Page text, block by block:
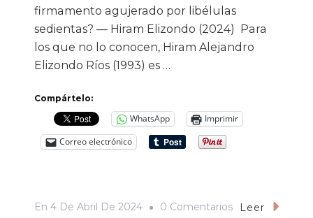
firmamento agujerado por libélulas
sedientas? — Hiram Elizondo (2024) Para
los que no lo conocen, Hiram Alejandro
Elizondo Ríos (1993) es …
Compártelo:
WhatsApp
Imprimir
Correo electrónico
En 4 De Abril De 2024 0 ComentariosEnLeer